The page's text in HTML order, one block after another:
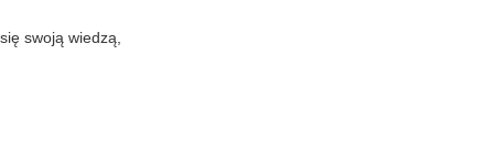
swoją wiedzą,